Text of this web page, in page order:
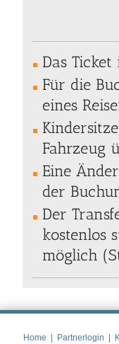
Das
Für die
eines
Fahrzeug
Eine
der
Der
kostenlos
möglich
Home | Partnerlogin |